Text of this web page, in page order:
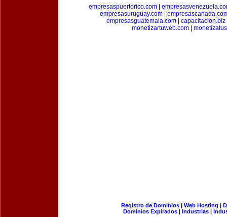
empresaspuertorico.com
empresasuruguay.com|
empresasguatemala.com
capacitacion.biz
monetizartuweb.com|
Registro de Dominios| Web Hosting |
Dominios Expirados | Industrias |